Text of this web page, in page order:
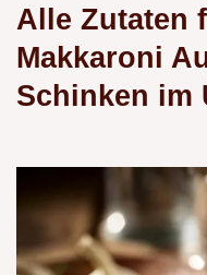
Alle Zutaten
Makkaroni
Schinken im